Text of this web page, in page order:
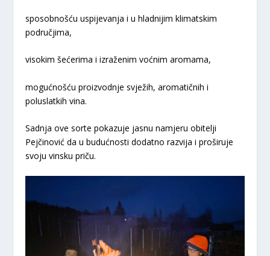
sposobnošću uspijevanja i u hladnijim klimatskim
područjima,
visokim šećerima i izraženim voćnim aromama,
mogućnošću proizvodnje svježih, aromatičnih i
poluslatkih vina.
Sadnja ove sorte pokazuje jasnu namjeru obitelji
Pejčinović da u budućnosti dodatno razvija i proširuje
svoju vinsku priču.